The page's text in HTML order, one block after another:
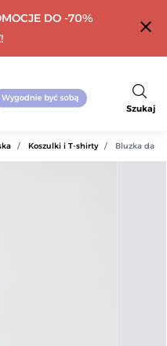
DO -70%
close
Szukaj
Koszulki i T-shirty Bluzka